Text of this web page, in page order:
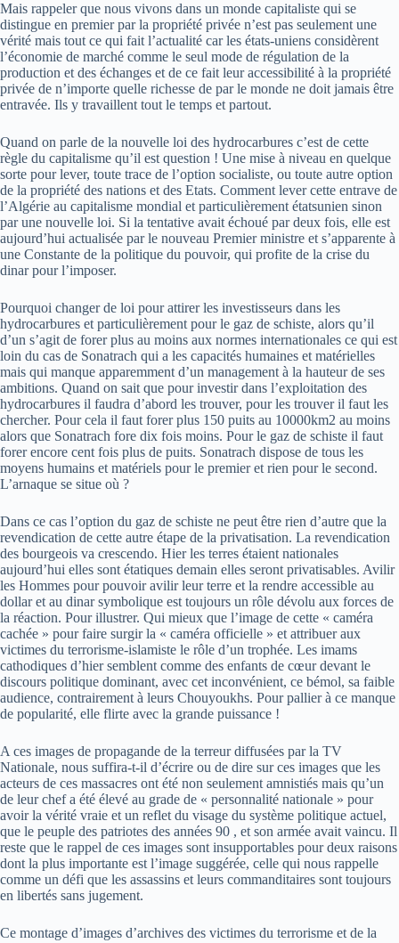
Mais rappeler que nous vivons dans un monde capitaliste qui se
distingue en premier par la propriété privée n’est pas seulement une
vérité mais tout ce qui fait l’actualité car les états-uniens considèrent
l’économie de marché comme le seul mode de régulation de la
production et des échanges et de ce fait leur accessibilité à la propriété
privée de n’importe quelle richesse de par le monde ne doit jamais être
entravée. Ils y travaillent tout le temps et partout.
Quand on parle de la nouvelle loi des hydrocarbures c’est de cette
règle du capitalisme qu’il est question ! Une mise à niveau en quelque
sorte pour lever, toute trace de l’option socialiste, ou toute autre option
de la propriété des nations et des Etats. Comment lever cette entrave de
l’Algérie au capitalisme mondial et particulièrement étatsunien sinon
par une nouvelle loi. Si la tentative avait échoué par deux fois, elle est
aujourd’hui actualisée par le nouveau Premier ministre et s’apparente à
une Constante de la politique du pouvoir, qui profite de la crise du
dinar pour l’imposer.
Pourquoi changer de loi pour attirer les investisseurs dans les
hydrocarbures et particulièrement pour le gaz de schiste, alors qu’il
d’un s’agit de forer plus au moins aux normes internationales ce qui est
loin du cas de Sonatrach qui a les capacités humaines et matérielles
mais qui manque apparemment d’un management à la hauteur de ses
ambitions. Quand on sait que pour investir dans l’exploitation des
hydrocarbures il faudra d’abord les trouver, pour les trouver il faut les
chercher. Pour cela il faut forer plus 150 puits au 10000km2 au moins
alors que Sonatrach fore dix fois moins. Pour le gaz de schiste il faut
forer encore cent fois plus de puits. Sonatrach dispose de tous les
moyens humains et matériels pour le premier et rien pour le second.
L’arnaque se situe où ?
Dans ce cas l’option du gaz de schiste ne peut être rien d’autre que la
revendication de cette autre étape de la privatisation. La revendication
des bourgeois va crescendo. Hier les terres étaient nationales
aujourd’hui elles sont étatiques demain elles seront privatisables. Avilir
les Hommes pour pouvoir avilir leur terre et la rendre accessible au
dollar et au dinar symbolique est toujours un rôle dévolu aux forces de
la réaction. Pour illustrer. Qui mieux que l’image de cette « caméra
cachée » pour faire surgir la « caméra officielle » et attribuer aux
victimes du terrorisme-islamiste le rôle d’un trophée. Les imams
cathodiques d’hier semblent comme des enfants de cœur devant le
discours politique dominant, avec cet inconvénient, ce bémol, sa faible
audience, contrairement à leurs Chouyoukhs. Pour pallier à ce manque
de popularité, elle flirte avec la grande puissance !
A ces images de propagande de la terreur diffusées par la TV
Nationale, nous suffira-t-il d’écrire ou de dire sur ces images que les
acteurs de ces massacres ont été non seulement amnistiés mais qu’un
de leur chef a été élevé au grade de « personnalité nationale » pour
avoir la vérité vraie et un reflet du visage du système politique actuel,
que le peuple des patriotes des années 90 , et son armée avait vaincu. Il
reste que le rappel de ces images sont insupportables pour deux raisons
dont la plus importante est l’image suggérée, celle qui nous rappelle
comme un défi que les assassins et leurs commanditaires sont toujours
en libertés sans jugement.
Ce montage d’images d’archives des victimes du terrorisme et de la